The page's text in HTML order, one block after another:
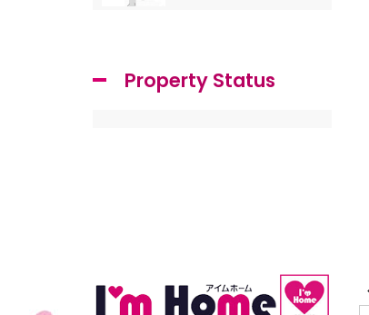
Property Status